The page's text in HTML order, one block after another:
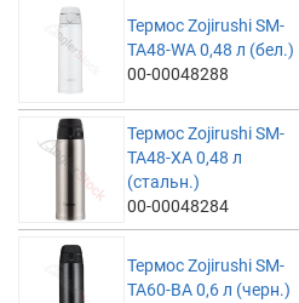
Термос Zojirushi SM-
TA48-WA 0,48 л (бел.)
00-00048288
Термос Zojirushi SM-
TA48-XA 0,48 л
(стальн.)
00-00048284
Термос Zojirushi SM-
TA60-BA 0,6 л (черн.)